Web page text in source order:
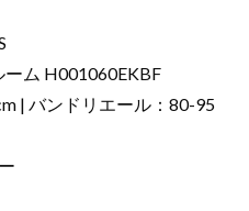
ム H001060EKBF
| バンドリエール：80-95